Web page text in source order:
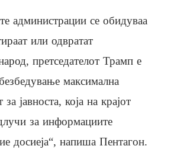
администрации се обидуваа
или одвратат
претседателот Трамп е
максимална
за јавноста, која на крајот
за информациите
досиеја“, напиша Пентагон.